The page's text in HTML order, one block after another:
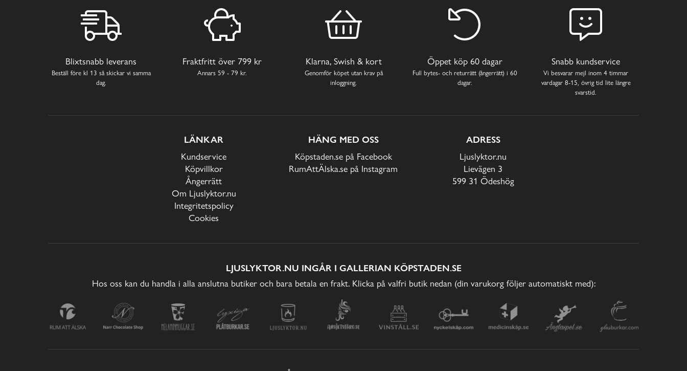
Blixtsnabb leverans
Beställ före kl 13 så skickar vi samma
dag.
Fraktfritt över 799 kr
Annars 59 - 79 kr.
Klarna, Swish & kort
Genomför köpet utan krav på
inloggning.
Öppet köp 60 dagar
Full bytes- och returrätt (ångerrätt) i 60
dagar.
Snabb kundservice
Vi besvarar mejl inom 4 timmar
vardagar 8-15, övrig tid lite längre
svarstid.
LÄNKAR
Kundservice
Köpvillkor
Ångerrätt
Om Ljuslyktor.nu
Integritetspolicy
Cookies
HÄNG MED OSS
Köpstaden.se på Facebook
RumAttÄlska.se på Instagram
ADRESS
Ljuslyktor.nu
Lievägen 3
599 31 Ödeshög
LJUSLYKTOR.NU INGÅR I GALLERIAN KÖPSTADEN.SE
Hos oss kan du handla i alla anslutna butiker och bara betala en frakt. Klicka på valfri butik nedan (din varukorg följer automatiskt med):